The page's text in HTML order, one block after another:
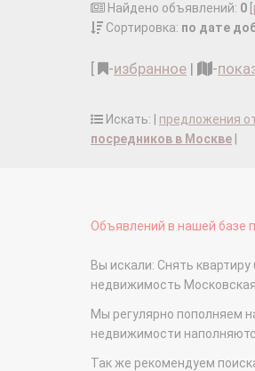
Найдено объявлений: 0
Сортировка: по дате
-избранное | -
Искать: | предложения
посредников в Москве
Объявлений в нашей базе
Вы искали: Снять
недвижимость
Мы регулярно пополняем
недвижимости
Так же рекомендуем